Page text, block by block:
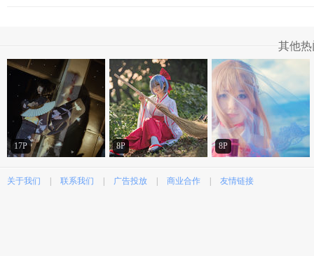
其他
17P 8P 8P
关于我们 联系我们 广告投放 商业合作 友情链接